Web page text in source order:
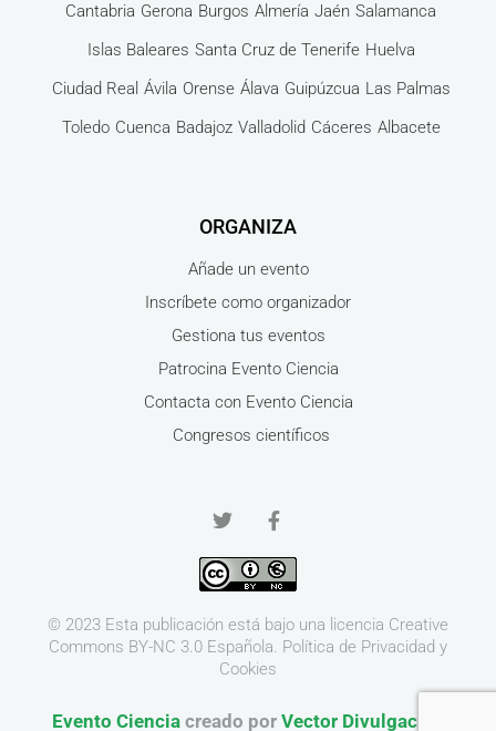
Cantabria Gerona Burgos Almería Jaén Salamanca
Islas Baleares Santa Cruz de Tenerife Huelva
Ciudad Real Ávila Orense Álava Guipúzcua Las Palmas
Toledo Cuenca Badajoz Valladolid Cáceres Albacete
ORGANIZA
Añade un evento
Inscríbete como organizador
Gestiona tus eventos
Patrocina Evento Ciencia
Contacta con Evento Ciencia
Congresos científicos
© 2023 Esta publicación está bajo una licencia Creative
Commons BY-NC 3.0 Española. Política de Privacidad y
Cookies
Evento Cienciacreado por Vector Divulgación